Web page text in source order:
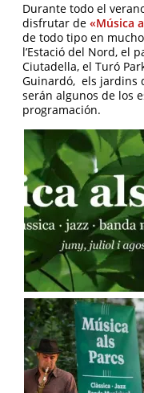
Durante todo el
disfrutar de «Música
de todo tipo en
l’Estació del Nord, el
Ciutadella, el Turó
Guinardó, els jardins
serán algunos de los
programación.